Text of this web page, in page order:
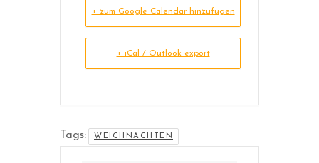
+ zum Google Calendar hinzufügen
+ iCal / Outlook export
Tags: WEICHNACHTEN